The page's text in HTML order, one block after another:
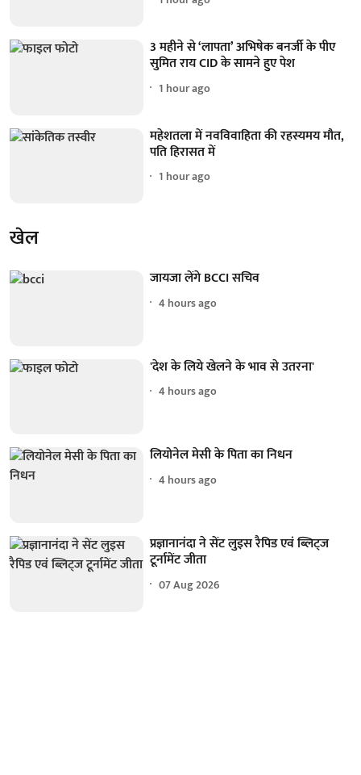
3 महीने से ‘लापता’ अभिषेक बनर्जी के पीए
सुमित राय CID के सामने हुए पेश
1 hour ago
महेशतला में नवविवाहिता की रहस्यमय मौत,
पति हिरासत में
1 hour ago
खेल
जायजा लेंगे BCCI सचिव
4 hours ago
'देश के लिये खेलने के भाव से उतरना'
4 hours ago
लियोनेल मेसी के पिता का निधन
4 hours ago
प्रज्ञानानंदा ने सेंट लुइस रैपिड एवं ब्लिट्ज
टूर्नामेंट जीता
07 Aug 2026